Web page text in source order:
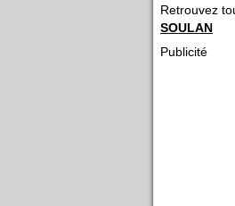
Retrouvez
SOULAN
Publicité